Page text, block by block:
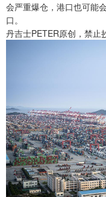
会严重爆仓，港口也可能
口。
丹吉士PETER原创，禁止